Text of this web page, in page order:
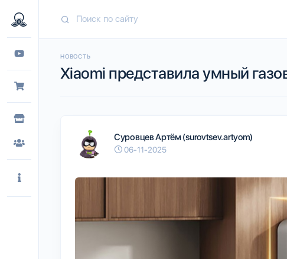
НОВОСТЬ
Xiaomi представила умный
Суровцев Артём (surovtsev.artyom)
06-11-2025